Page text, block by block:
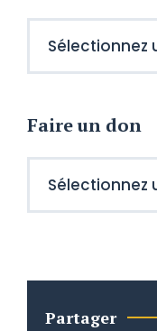
Faire un don
Partager